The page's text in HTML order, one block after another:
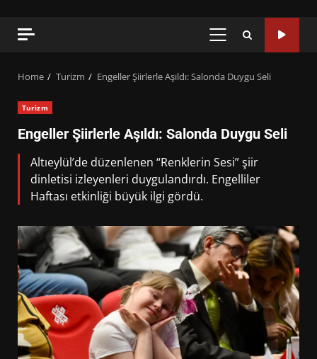
PRIMARY
Home Turizm Engeller Şiirlerle Aşıldı: Salonda Duygu Seli
Turizm
Engeller Şiirlerle Aşıldı: Salonda Duygu Seli
Altıeylül’de düzenlenen “Renklerin Sesi” şiir
dinletisi izleyenleri duygulandırdı. Engelliler
Haftası etkinliği büyük ilgi gördü.